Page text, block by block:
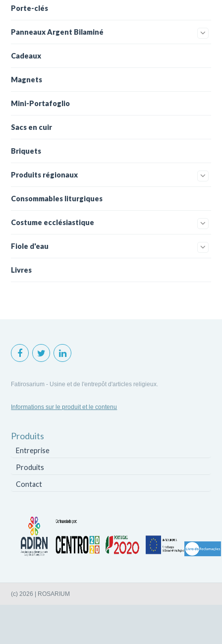
Porte-clés
Panneaux Argent Bilaminé
Cadeaux
Magnets
Mini-Portafoglio
Sacs en cuir
Briquets
Produits régionaux
Consommables liturgiques
Costume ecclésiastique
Fiole d'eau
Livres
Fatirosarium - Usine et de l'entrepôt d'articles religieux.
Informations sur le produit et le contenu
Produits
Entreprise
Produits
Contact
(c) 2026 | ROSARIUM